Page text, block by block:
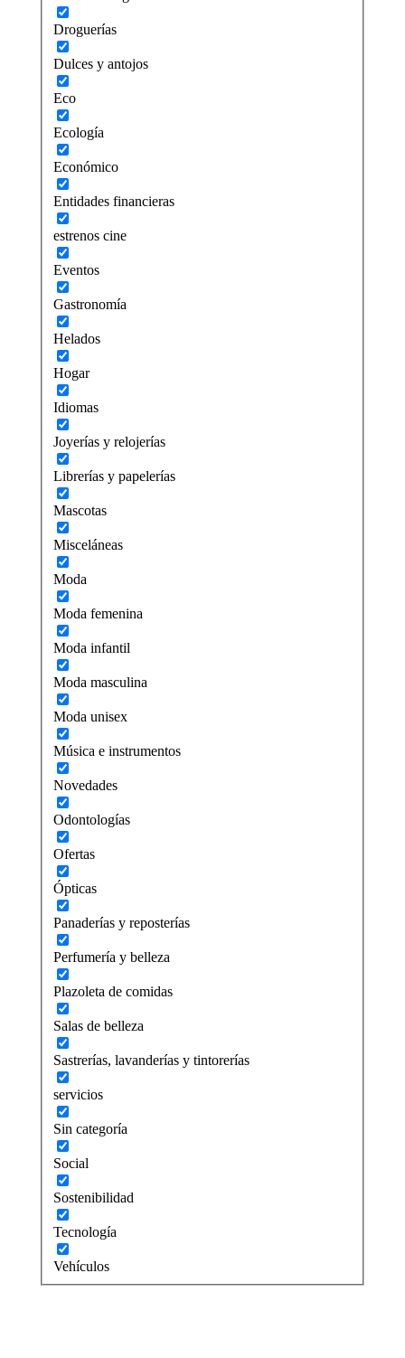
Droguerías
Dulces y antojos
Eco
Ecología
Económico
Entidades financieras
estrenos cine
Eventos
Gastronomía
Helados
Hogar
Idiomas
Joyerías y relojerías
Librerías y papelerías
Mascotas
Misceláneas
Moda
Moda femenina
Moda infantil
Moda masculina
Moda unisex
Música e instrumentos
Novedades
Odontologías
Ofertas
Ópticas
Panaderías y reposterías
Perfumería y belleza
Plazoleta de comidas
Salas de belleza
Sastrerías, lavanderías y tintorerías
servicios
Sin categoría
Social
Sostenibilidad
Tecnología
Vehículos